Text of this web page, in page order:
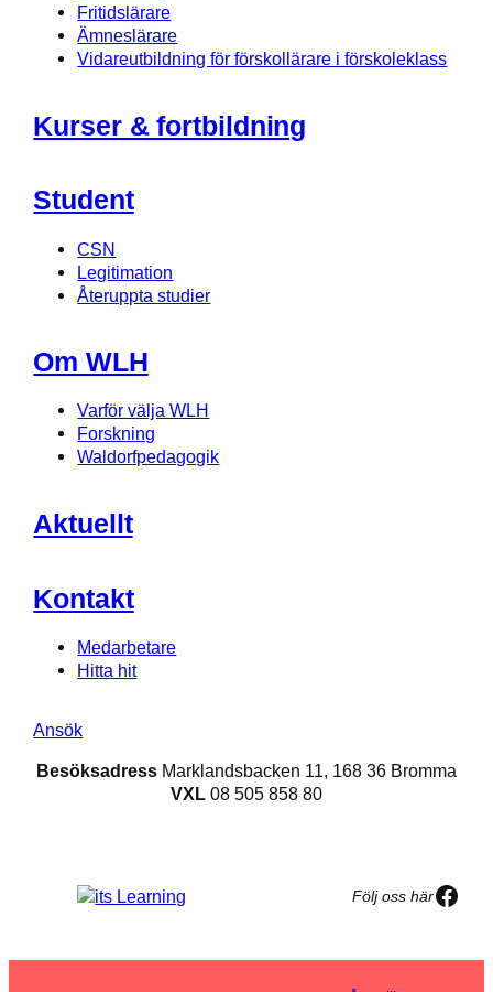
Fritidslärare
Ämneslärare
Vidareutbildning för förskollärare i förskoleklass
Kurser & fortbildning
Student
CSN
Legitimation
Återuppta studier
Om WLH
Varför välja WLH
Forskning
Waldorfpedagogik
Aktuellt
Kontakt
Medarbetare
Hitta hit
Ansök
Besöksadress Marklandsbacken 11, 168 36 Bromma
VXL 08 505 858 80
Följ oss här